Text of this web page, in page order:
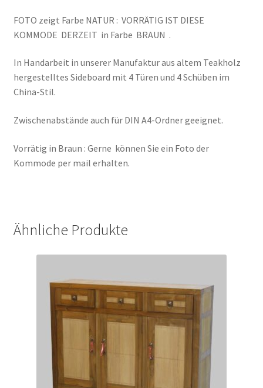
FOTO zeigt Farbe NATUR : VORRÄTIG IST DIESE
KOMMODE DERZEIT in Farbe BRAUN .
In Handarbeit in unserer Manufaktur aus altem Teakholz
hergestelltes Sideboard mit 4 Türen und 4 Schüben im
China-Stil.
Zwischenabstände auch für DIN A4-Ordner geeignet.
Vorrätig in Braun : Gerne können Sie ein Foto der
Kommode per mail erhalten.
Ähnliche Produkte